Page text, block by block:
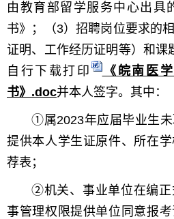
由教育部留学服务中心出具
书》；（3）招聘岗位要求的
证明、工作经历证明等）和课
自行下载打 印
《皖南医
书》.doc并本人签字。其中：
①属2023年应届毕业生
提供本人学生证原件、所在
荐表；
②机关、事业单位在编
事管理权限提供单位同意报